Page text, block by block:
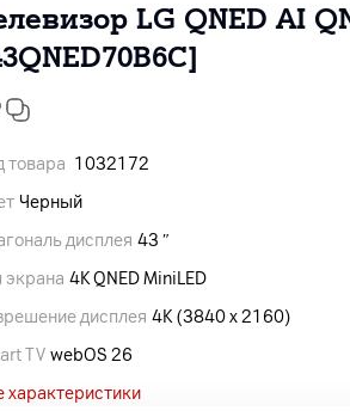
LG QNED AI
товара 1032172
Черный
дисплея 43 ″
экрана 4K QNED MiniLED
дисплея 4K (3840 x 2160)
TV webOS 26
характеристики